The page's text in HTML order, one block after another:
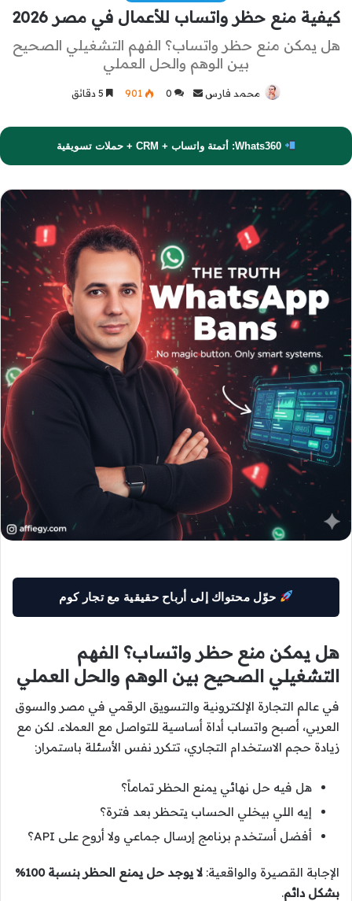
كيفية منع حظر واتساب للأعمال في مصر 2026
هل يمكن منع حظر واتساب؟ الفهم التشغيلي الصحيح
بين الوهم والحل العملي
محمد فارس
أرسل
إلكترونيا
0
901
Whats360: أتمتة واتساب + CRM + حملات تسويقية
حوّل محتواك إلى أرباح حقيقية مع تجار كوم
هل يمكن منع حظر واتساب؟ الفهم
التشغيلي الصحيح بين الوهم والحل العملي
في عالم التجارة الإلكترونية والتسويق الرقمي في مصر والسوق
العربي، أصبح واتساب أداة أساسية للتواصل مع العملاء. لكن مع
زيادة حجم الاستخدام التجاري، تتكرر نفس الأسئلة باستمرار:
هل فيه حل نهائي يمنع الحظر تماماً؟
إيه اللي بيخلي الحساب يتحظر بعد فترة؟
أفضل أستخدم برنامج إرسال جماعي ولا أروح على API؟
الإجابة القصيرة والواقعية:
لا يوجد حل يمنع الحظر بنسبة 100%
بشكل دائم.